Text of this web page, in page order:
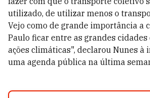
utilizado, de utilizar menos o
Vejo como de grande importância a
Paulo ficar entre as grandes
ações climáticas", declarou Nunes à
uma agenda pública na última